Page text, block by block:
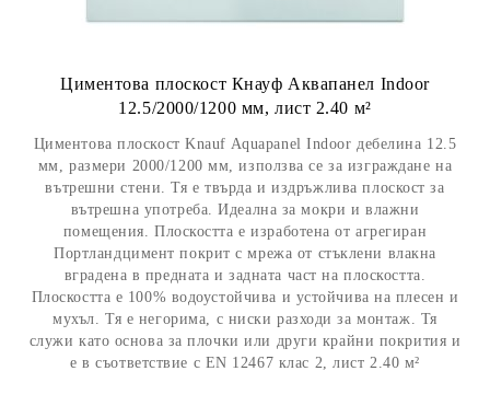
Циментова плоскост Кнауф Аквапанел Indoor
12.5/2000/1200 мм, лист 2.40 м²
Циментова плоскост Knauf Aquapanel Indoor дебелина 12.5
мм, размери 2000/1200 мм, използва се за изграждане на
вътрешни стени. Тя е твърда и издръжлива плоскост за
вътрешна употреба. Идеална за мокри и влажни
помещения. Плоскостта е изработена от агрегиран
Портландцимент покрит с мрежа от стъклени влакна
вградена в предната и задната част на плоскостта.
Плоскостта е 100% водоустойчива и устойчива на плесен и
мухъл. Тя е негорима, с ниски разходи за монтаж. Тя
служи като основа за плочки или други крайни покрития и
е в съответствие с EN 12467 клас 2, лист 2.40 м²